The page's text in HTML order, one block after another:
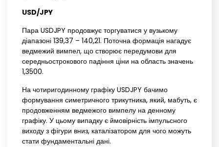
USD/JPY
Пара USDJPY продовжує торгуватися у вузькому
діапазоні 139,37 – 140,21. Поточна формація нагадує
ведмежий вимпел, що створює передумови для
середньострокового падіння ціни на область значень
1,3500.
На чотиригодинному графіку USDJPY бачимо
формування симетричного трикутника, який, мабуть, є
продовженням ведмежого вимпелу на денному
графіку. У цьому випадку є ймовірність імпульсного
виходу з фігури вниз, каталізатором для чого можуть
стати фундаментальні дані.